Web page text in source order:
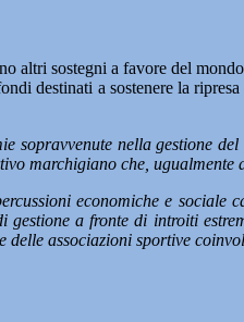
altri sostegni a favore del
destinati a sostenere la
sopravvenute nella gestione
marchigiano che,
economiche e sociale
a fronte di introiti
associazioni sportive